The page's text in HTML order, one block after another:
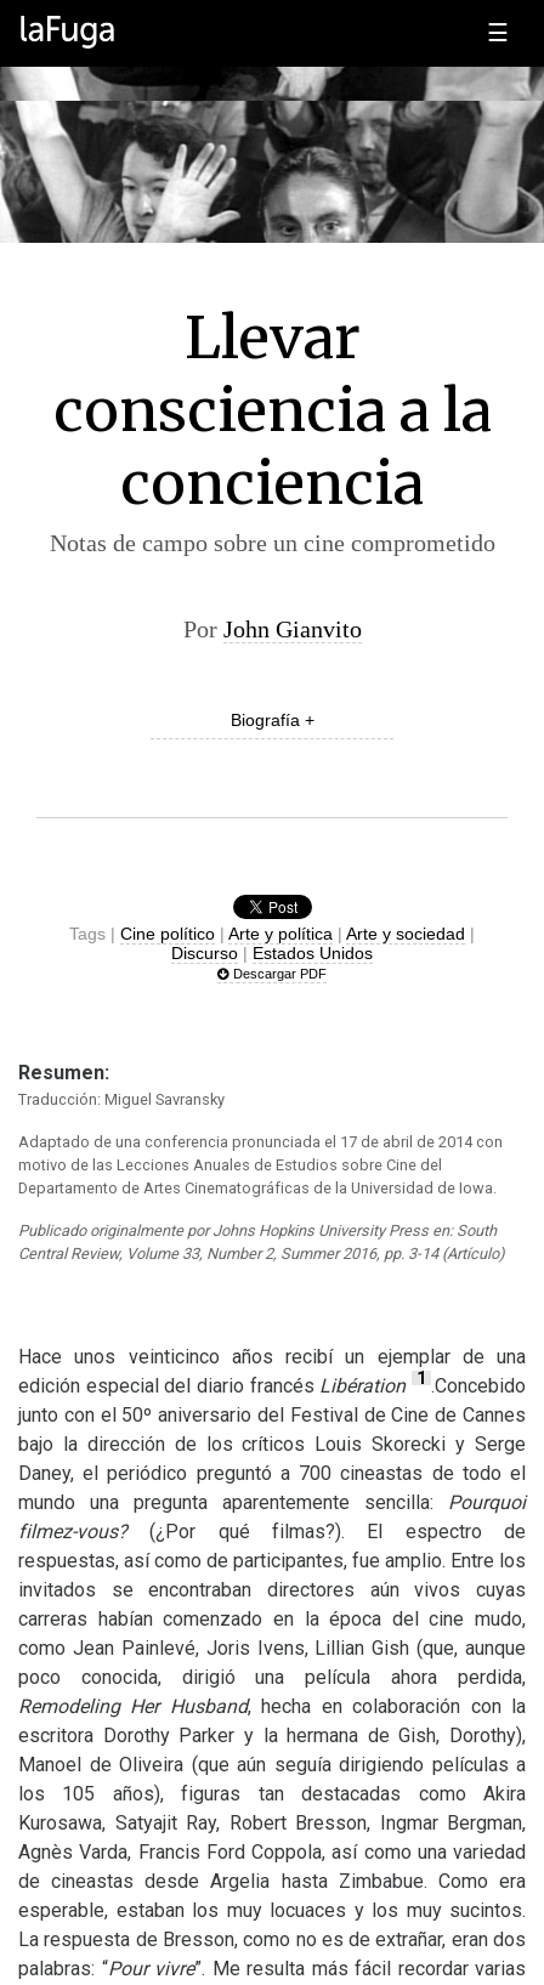
☰
Llevar
consciencia a la
conciencia
Notas de campo sobre un cine comprometido
Por John Gianvito
Biografía +
Tags | Cine político | Arte y política | Arte y sociedad |
Discurso | Estados Unidos
Descargar PDF
Resumen:
Traducción: Miguel Savransky
Adaptado de una conferencia pronunciada el 17 de abril de 2014 con
motivo de las Lecciones Anuales de Estudios sobre Cine del
Departamento de Artes Cinematográficas de la Universidad de Iowa.
Publicado originalmente por Johns Hopkins University Press en: South
Central Review, Volume 33, Number 2, Summer 2016, pp. 3-14 (Artículo)
Hace unos veinticinco años recibí un ejemplar de una
edición especial del diario francés Libération 1 .Concebido
junto con el 50º aniversario del Festival de Cine de Cannes
bajo la dirección de los críticos Louis Skorecki y Serge
Daney, el periódico preguntó a 700 cineastas de todo el
mundo una pregunta aparentemente sencilla: Pourquoi
filmez-vous?(¿Por qué filmas?). El espectro de
respuestas, así como de participantes, fue amplio. Entre los
invitados se encontraban directores aún vivos cuyas
carreras habían comenzado en la época del cine mudo,
como Jean Painlevé, Joris Ivens, Lillian Gish (que, aunque
poco conocida, dirigió una película ahora perdida,
Remodeling Her Husband, hecha en colaboración con la
escritora Dorothy Parker y la hermana de Gish, Dorothy),
Manoel de Oliveira (que aún seguía dirigiendo películas a
los 105 años), figuras tan destacadas como Akira
Kurosawa, Satyajit Ray, Robert Bresson, Ingmar Bergman,
Agnès Varda, Francis Ford Coppola, así como una variedad
de cineastas desde Argelia hasta Zimbabue. Como era
esperable, estaban los muy locuaces y los muy sucintos.
La respuesta de Bresson, como no es de extrañar, eran dos
palabras: “Pour vivre”. Me resulta más fácil recordar varias